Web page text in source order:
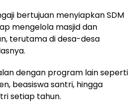
bertujuan menyiapkan SDM
mengelola masjid dan
terutama di desa-desa
dengan program lain seperti
beasiswa santri, hingga
setiap tahun.